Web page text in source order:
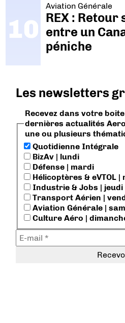
Aviation Générale
REX :
entre un
péniche
Les newsletters
Recevez dans votre
dernières actualités
une ou plusieurs
Quotidienne Intégrale
BizAv | lundi
Défense | mardi
Hélicoptères & eVTOL
Industrie & Jobs | jeudi
Transport Aérien |
Aviation Générale |
Culture Aéro |